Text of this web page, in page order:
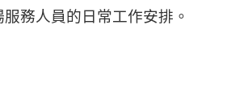
務人員的日常工作安排。